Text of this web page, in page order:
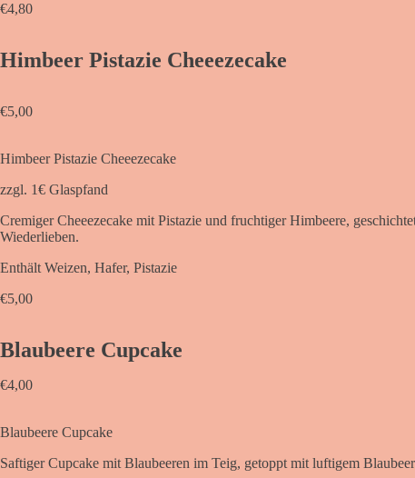
€4,80
Himbeer Pistazie Cheeezecake
€5,00
Himbeer Pistazie Cheeezecake
zzgl. 1€ Glaspfand
Cremiger Cheeezecake mit Pistazie und fruchtiger Himbeere,
Wiederlieben.
Enthält Weizen, Hafer, Pistazie
€5,00
Blaubeere Cupcake
€4,00
Blaubeere Cupcake
Saftiger Cupcake mit Blaubeeren im Teig, getoppt mit luftigem